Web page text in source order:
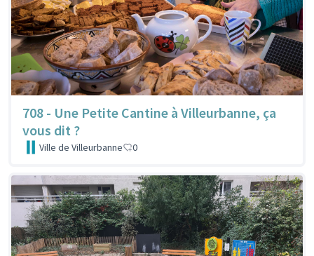
708 - Une Petite Cantine à Villeurbanne, ça
vous dit ?
Ville de Villeurbanne 0